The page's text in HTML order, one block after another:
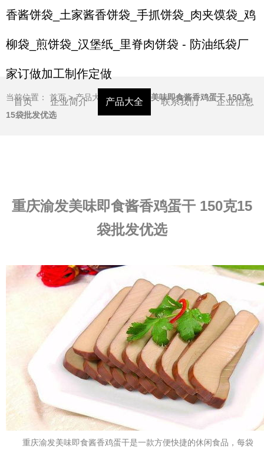
香酱饼袋_土家酱香饼袋_手抓饼袋_肉夹馍袋_鸡
柳袋_煎饼袋_汉堡纸_里脊肉饼袋 - 防油纸袋厂
家订做加工制作定做
首页 企业简介 产品大全 联系我们 企业信息
当前位置： 首页 > 产品大全 > 重庆渝发美味即食酱香鸡蛋干 150克
15袋批发优选
重庆渝发美味即食酱香鸡蛋干 150克15
袋批发优选
重庆渝发美味即食酱香鸡蛋干是一款方便快捷的休闲食品，每袋